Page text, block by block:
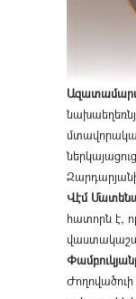
Վէմ
հատորն է,